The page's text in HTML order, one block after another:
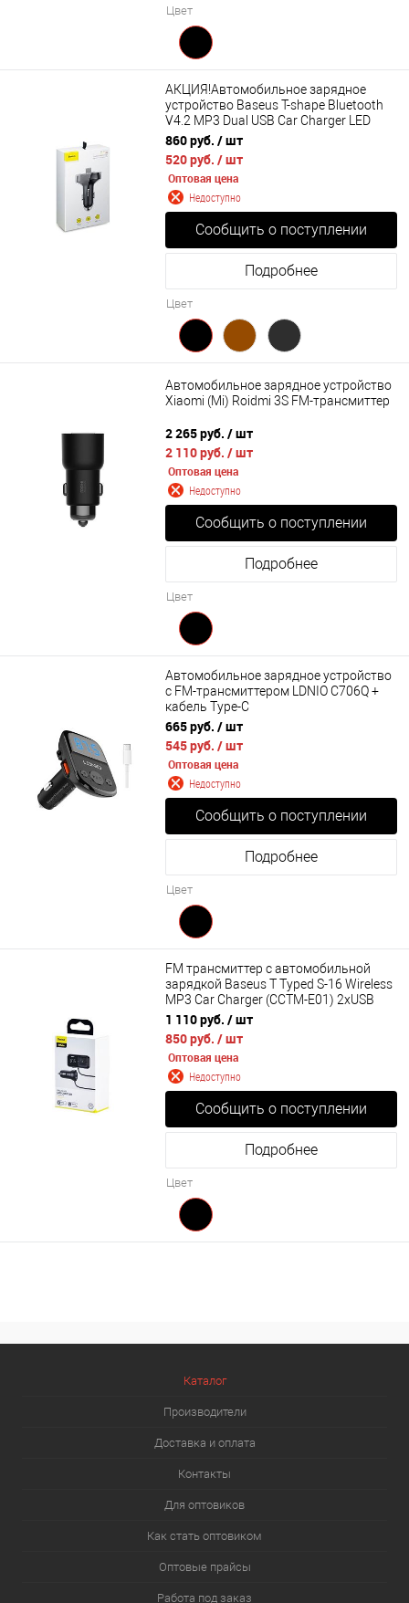
Цвет
АКЦИЯ!Автомобильное зарядное
устройство Baseus T-shape Bluetooth
V4.2 MP3 Dual USB Car Charger LED
Screen (CCALL-TM01, CCALL-TM0A)
860 руб. / шт
520 руб. / шт
Оптовая цена
Недоступно
Сообщить о поступлении
Подробнее
Цвет
Автомобильное зарядное устройство
Xiaomi (Mi) Roidmi 3S FM-трансмиттер
2 265 руб. / шт
2 110 руб. / шт
Оптовая цена
Недоступно
Сообщить о поступлении
Подробнее
Цвет
Автомобильное зарядное устройство
с FM-трансмиттером LDNIO C706Q +
кабель Type-C
665 руб. / шт
545 руб. / шт
Оптовая цена
Недоступно
Сообщить о поступлении
Подробнее
Цвет
FM трансмиттер c автомобильной
зарядкой Baseus T Typed S-16 Wireless
MP3 Car Charger (CCTM-E01) 2xUSB
1 110 руб. / шт
850 руб. / шт
Оптовая цена
Недоступно
Сообщить о поступлении
Подробнее
Цвет
Каталог
Производители
Доставка и оплата
Контакты
Для оптовиков
Как стать оптовиком
Оптовые прайсы
Работа под заказ